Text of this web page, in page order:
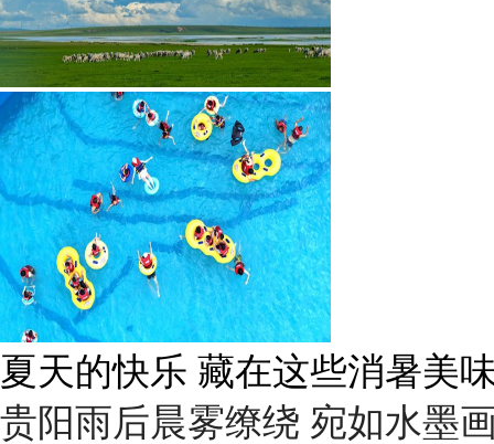
广西南宁：盛夏里的“绿野仙
贵阳雨后晨雾缭绕 宛如水墨